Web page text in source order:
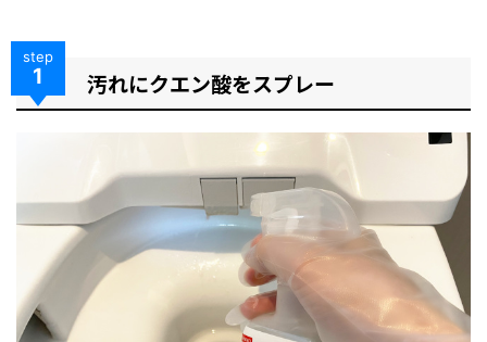
step
1 汚れにクエン酸をスプレー